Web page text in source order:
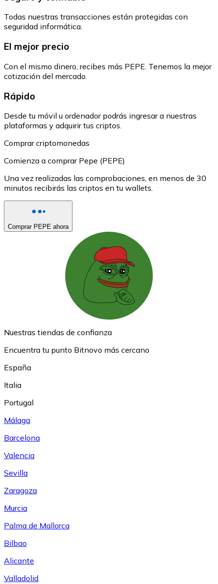
Todas nuestras transacciones están protegidas con
seguridad informática.
El mejor precio
Con el mismo dinero, recibes más PEPE. Tenemos la mejor
cotización del mercado.
Rápido
Desde tu móvil u ordenador podrás ingresar a nuestras
plataformas y adquirir tus criptos.
Comprar criptomonedas
Comienza a comprar Pepe (PEPE)
Una vez realizadas las comprobaciones, en menos de 30
minutos recibirás las criptos en tu wallets.
Comprar PEPE ahora
Nuestras tiendas de confianza
Encuentra tu punto Bitnovo más cercano
España
Italia
Portugal
Málaga
Barcelona
Valencia
Sevilla
Zaragoza
Murcia
Palma de Mallorca
Bilbao
Alicante
Valladolid